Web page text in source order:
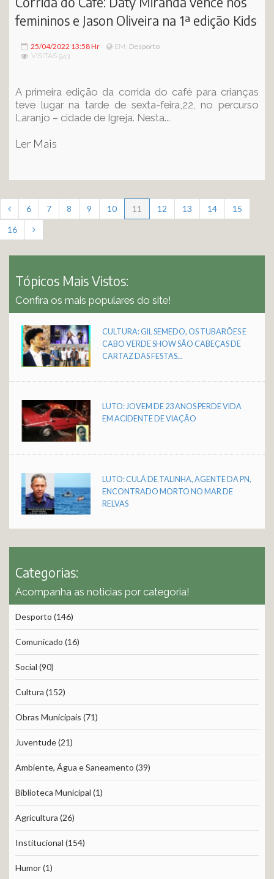
femininos e Jason Oliveira na 1ª edição Kids
25/04/2022 13:58 Hr EM: Desporto
VISITAS 943
A primeira edição da corrida do café para crianças
teve lugar na tarde de sexta-feira,22, no percurso
Laranjo – cidade de Igreja. Nesta...
Ler Mais
6 7 8 9 10 11 12 13 14
15
16
Tópicos Mais Vistos:
Confira os mais populares do site!
CULTURA: GIL SEMEDO, OS TUBARÕES E
CABO VERDE SHOW SÃO CABEÇAS DE
CARTAZ DAS FESTAS...
LUTO: JOVEM DE 23 ANOS PERDE VIDA
EM ACIDENTE DE VIAÇÃO
LUTO: CULÁ DE TALINHA, AGENTE DA PN,
ENCONTRADO MORTO NO MAR DE
RELVAS
Categorias:
Acompanha as noticias por categoria!
Desporto (146)
Comunicado (16)
Social (90)
Cultura (152)
Obras Municipais (71)
Juventude(21)
Ambiente, Água e Saneamento (39)
Biblioteca Municipal (1)
Agricultura (26)
Institucional (154)
Humor(1)